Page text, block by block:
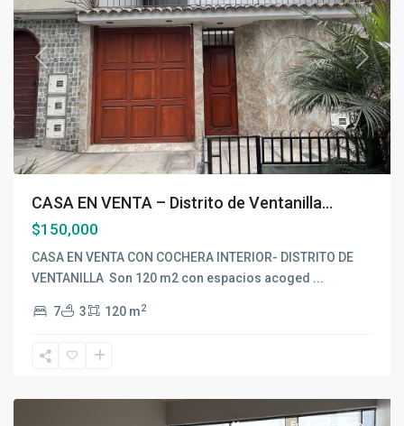
Previous Next
CASA EN VENTA – Distrito de Ventanilla...
$150,000
CASA EN VENTA CON COCHERA INTERIOR- DISTRITO DE
VENTANILLA Son 120 m2 con espacios acoged ...
7 3 120 m2
Urbanización
Satélite,